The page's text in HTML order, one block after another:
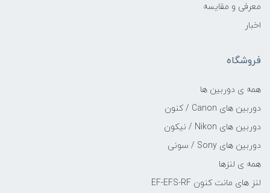
معرفی و مقایسه
اخبار
فروشگاه
همه ی دوربین ها
دوربین های Canon / کنون
دوربین های Nikon / نیکون
دوربین های Sony / سونی
همه ی لنزها
لنز های مانت کنون EF-EFS-RF